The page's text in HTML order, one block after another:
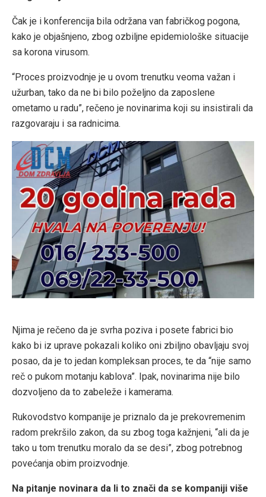
Čak je i konferencija bila održana van fabričkog pogona,
kako je objašnjeno, zbog ozbiljne epidemiološke situacije
sa korona virusom.
“Proces proizvodnje je u ovom trenutku veoma važan i
užurban, tako da ne bi bilo poželjno da zaposlene
ometamo u radu”, rečeno je novinarima koji su insistirali da
razgovaraju i sa radnicima.
Njima je rečeno da je svrha poziva i posete fabrici bio
kako bi iz uprave pokazali koliko oni zbiljno obavljaju svoj
posao, da je to jedan kompleksan proces, te da “nije samo
reč o pukom motanju kablova”. Ipak, novinarima nije bilo
dozvoljeno da to zabeleže i kamerama.
Rukovodstvo kompanije je priznalo da je prekovremenim
radom prekršilo zakon, da su zbog toga kažnjeni, “ali da je
tako u tom trenutku moralo da se desi”, zbog potrebnog
povećanja obim proizvodnje.
Na pitanje novinara da li to znači da se kompaniji više